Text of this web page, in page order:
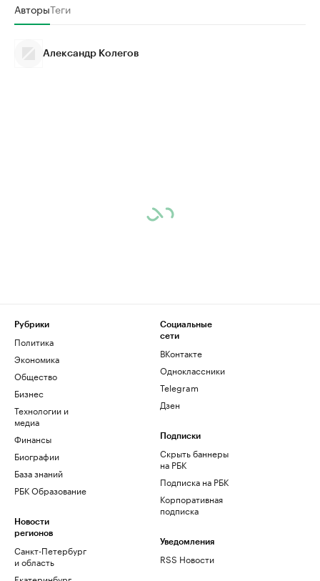
АвторыТеги
Александр Колегов
Рубрики
Политика
Экономика
Общество
Бизнес
Технологии и
медиа
Финансы
Биографии
База знаний
РБК Образование
Новости
регионов
Санкт-Петербург
и область
Социальные
сети
ВКонтакте
Одноклассники
Telegram
Дзен
Подписки
Скрыть баннеры
на РБК
Подписка на РБК
Корпоративная
подписка
Уведомления
RSS Новости